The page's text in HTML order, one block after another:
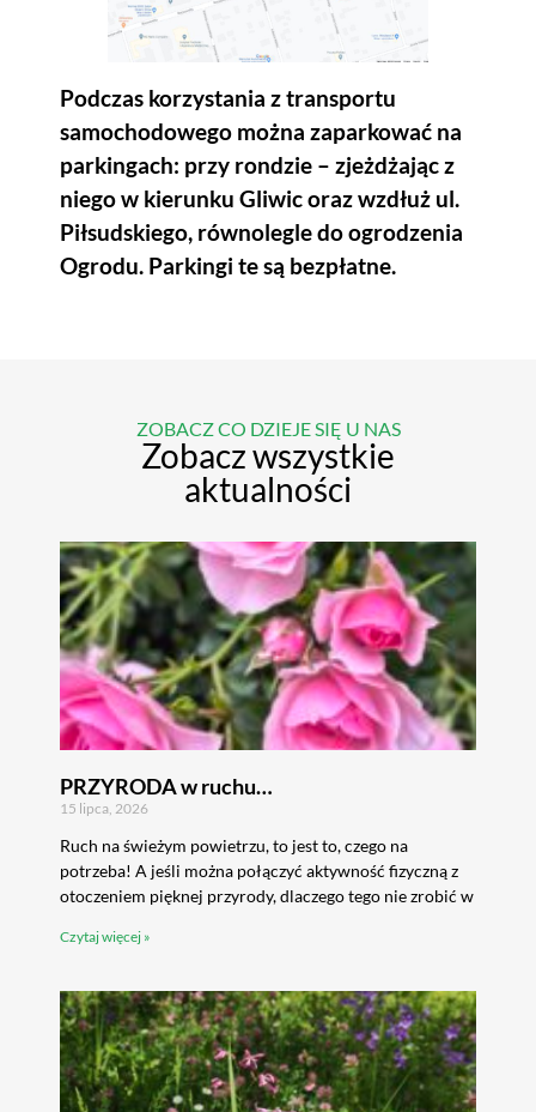
Podczas korzystania z transportu
samochodowego można zaparkować na
parkingach: przy rondzie – zjeżdżając z
niego w kierunku Gliwic oraz wzdłuż ul.
Piłsudskiego, równolegle do ogrodzenia
Ogrodu. Parkingi te są bezpłatne.
ZOBACZ CO DZIEJE SIĘ U NAS
Zobacz wszystkie
aktualności
PRZYRODA w ruchu…
15 lipca, 2026
Ruch na świeżym powietrzu, to jest to, czego na
potrzeba! A jeśli można połączyć aktywność fizyczną z
otoczeniem pięknej przyrody, dlaczego tego nie zrobić w
Czytaj więcej »